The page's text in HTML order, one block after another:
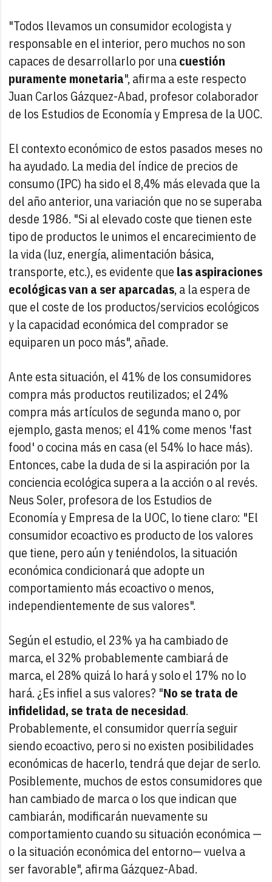
"Todos llevamos un consumidor ecologista y
responsable en el interior, pero muchos no son
capaces de desarrollarlo por unacuestión
puramente monetaria", afirma a este respecto
Juan Carlos Gázquez-Abad, profesor colaborador
de los Estudios de Economía y Empresa de la UOC.
El contexto económico de estos pasados meses no
ha ayudado. La media del índice de precios de
consumo (IPC) ha sido el 8,4% más elevada que la
del año anterior, una variación que no se superaba
desde 1986. "Si al elevado coste que tienen este
tipo de productos le unimos el encarecimiento de
la vida (luz, energía, alimentación básica,
transporte, etc.), es evidente que las aspiraciones
ecológicas van a ser aparcadas, a la espera de
que el coste de los productos/servicios ecológicos
y la capacidad económica del comprador se
equiparen un poco más", añade.
Ante esta situación, el 41% de los consumidores
compra más productos reutilizados; el 24%
compra más artículos de segunda mano o, por
ejemplo, gasta menos; el 41% come menos 'fast
food' o cocina más en casa (el 54% lo hace más).
Entonces, cabe la duda de si la aspiración por la
conciencia ecológica supera a la acción o al revés.
Neus Soler, profesora de los Estudios de
Economía y Empresa de la UOC, lo tiene claro: "El
consumidor ecoactivo es producto de los valores
que tiene, pero aún y teniéndolos, la situación
económica condicionará que adopte un
comportamiento más ecoactivo o menos,
independientemente de sus valores".
Según el estudio, el 23% ya ha cambiado de
marca, el 32% probablemente cambiará de
marca, el 28% quizá lo hará y solo el 17% no lo
hará. ¿Es infiel a sus valores? "No se trata de
infidelidad, se trata de necesidad.
Probablemente, el consumidor querría seguir
siendo ecoactivo, pero si no existen posibilidades
económicas de hacerlo, tendrá que dejar de serlo.
Posiblemente, muchos de estos consumidores que
han cambiado de marca o los que indican que
cambiarán, modificarán nuevamente su
comportamiento cuando su situación económica —
o la situación económica del entorno— vuelva a
ser favorable", afirma Gázquez-Abad.